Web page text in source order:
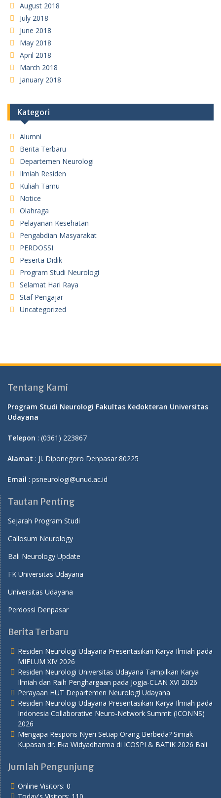
August 2018
July 2018
June 2018
May 2018
April 2018
March 2018
January 2018
Kategori
Alumni
Berita Terbaru
Departemen Neurologi
Ilmiah Residen
Kuliah Tamu
Notice
Olahraga
Pelayanan Kesehatan
Pengabdian Masyarakat
PERDOSSI
Peserta Didik
Program Studi Neurologi
Selamat Hari Raya
Staf Pengajar
Uncategorized
Tentang Kami
Program Studi Neurologi Fakultas Kedokteran Universitas
Udayana
Telepon : (0361) 223867
Alamat : Jl. Diponegoro Denpasar 80225
Email : psneurologi@unud.ac.id
Tautan Penting
Sejarah Program Studi
Callosum Neurology
Bali Neurology Update
FK Universitas Udayana
Universitas Udayana
Perdossi Denpasar
Berita Terbaru
Residen Neurologi Udayana Presentasikan Karya Ilmiah pada
MIELUM XIV 2026
Residen Neurologi Universitas Udayana Tampilkan Karya
Ilmiah dan Raih Penghargaan pada Jogja-CLAN XVI 2026
Perayaan HUT Departemen Neurologi Udayana
Residen Neurologi Udayana Presentasikan Karya Ilmiah pada
Indonesia Collaborative Neuro-Network Summit (ICONNS)
2026
Mengapa Respons Nyeri Setiap Orang Berbeda? Simak
Kupasan dr. Eka Widyadharma di ICOSPI & BATIK 2026 Bali
Jumlah Pengunjung
Online Visitors: 0
Today's Visitors: 110